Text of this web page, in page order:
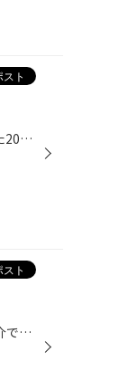
皆さんこんにちは！！ タイヤ館あさか店横田です！！ 今日は先日装着させて頂いた20ヴェルファイアの作業事例のご紹介です♪ タイヤ 235/50R18 デイトン DT30 アルミホイール 18x8 5-114 38 STEINER LMX(シュタイナー/エルエムエックス） 今回のお客様は乗り心地を重視して純正タイヤサイズでお取り...
こんにちは！ タイヤ館あさかです(｀・ω・´)ゞ 今回は、オイルフラッシングの紹介です！！ 昨日作業させていただきました！！ まず！！フラッシングとは？？ オイル交換だけでは取りきれない、エンジン内部に溜まってしまった汚れを落とします。 そして、エンジンをキレイな状態に戻してあげましょ...